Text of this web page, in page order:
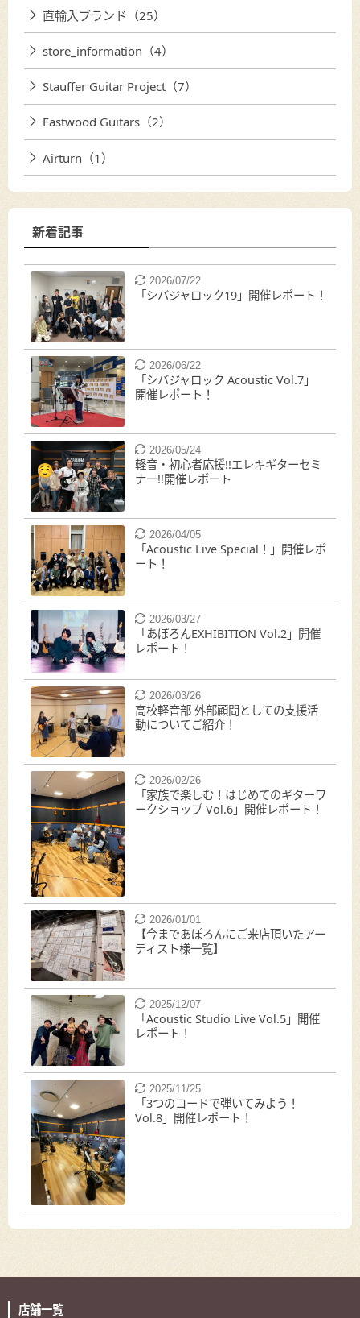
直輸入ブランド（25）
store_information（4）
Stauffer Guitar Project（7）
Eastwood Guitars（2）
Airturn（1）
新着記事
2026/07/22
「シバジャロック19」開催レポート！
2026/06/22
「シバジャロック Acoustic Vol.7」
開催レポート！
2026/05/24
軽音・初心者応援!!エレキギターセミ
ナー!!開催レポート
2026/04/05
「Acoustic Live Special！」開催レポ
ート！
2026/03/27
「あぽろんEXHIBITION Vol.2」開催
レポート！
2026/03/26
高校軽音部 外部顧問としての支援活
動についてご紹介！
2026/02/26
「家族で楽しむ！はじめてのギターワ
ークショップ Vol.6」開催レポート！
2026/01/01
【今まであぽろんにご来店頂いたアー
ティスト様一覧】
2025/12/07
「Acoustic Studio Live Vol.5」開催
レポート！
2025/11/25
「3つのコードで弾いてみよう！
Vol.8」開催レポート！
店舗一覧